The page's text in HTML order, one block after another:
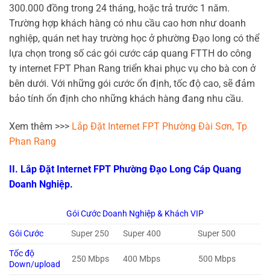
300.000 đồng trong 24 tháng, hoặc trả trước 1 năm.
Trường hợp khách hàng có nhu cầu cao hơn như doanh
nghiệp, quán net hay trường học ở phường Đạo long có thể
lựa chọn trong số các gói cước cáp quang FTTH do công
ty internet FPT Phan Rang triển khai phục vụ cho bà con ở
bên dưới. Với những gói cước ổn định, tốc độ cao, sẽ đảm
bảo tính ổn định cho những khách hàng đang nhu cầu.
Xem thêm >>> Lắp Đặt Internet FPT Phường Đài Sơn, Tp
Phan Rang
II. Lắp Đặt Internet FPT Phường Đạo Long Cáp Quang
Doanh Nghiệp.
Gói Cước Doanh Nghiệp & Khách VIP
Gói Cước
Super 250 Super 400
Super 500
Tốc độ
Down/upload
250 Mbps 400 Mbps 500 Mbps